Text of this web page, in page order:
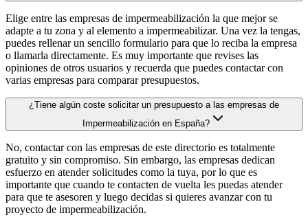
Elige entre las empresas de impermeabilización la que mejor se
adapte a tu zona y al elemento a impermeabilizar. Una vez la tengas,
puedes rellenar un sencillo formulario para que lo reciba la empresa
o llamarla directamente. Es muy importante que revises las
opiniones de otros usuarios y recuerda que puedes contactar con
varias empresas para comparar presupuestos.
¿Tiene algún coste solicitar un presupuesto a las empresas de
Impermeabilización en España?
No, contactar con las empresas de este directorio es totalmente
gratuito y sin compromiso. Sin embargo, las empresas dedican
esfuerzo en atender solicitudes como la tuya, por lo que es
importante que cuando te contacten de vuelta les puedas atender
para que te asesoren y luego decidas si quieres avanzar con tu
proyecto de impermeabilización.